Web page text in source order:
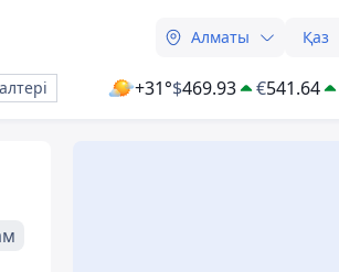
Алматы Қаз
+31°$469.93 €541.64